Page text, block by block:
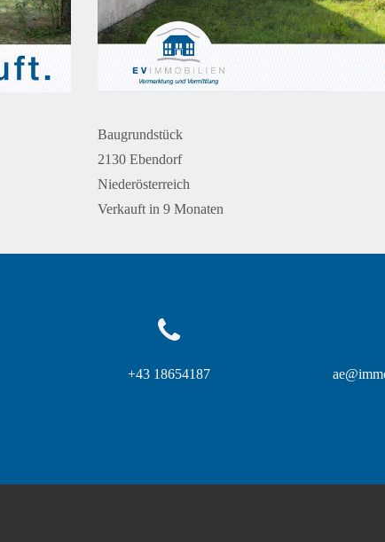
Baugrundstück
2130 Ebendorf
Niederösterreich
Verkauft in 9 Monaten
+43 18654187